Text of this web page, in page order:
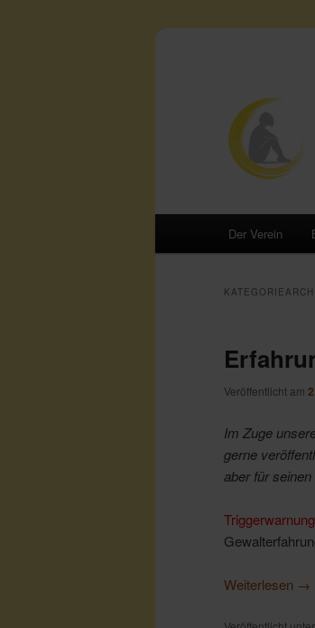
Zum
springen
Zum
springen
Der Verein
Veröffentlicht am
Im Zuge
gerne
aber für
Weiterlesen →